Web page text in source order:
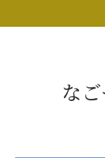
名古屋＜家康
な